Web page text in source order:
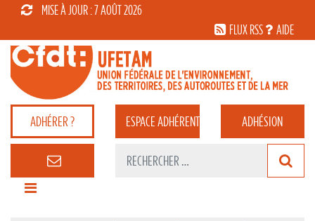
MISE À JOUR : 7 AOÛT 2026
FLUX RSS
AIDE
ADHÉRER ? ESPACEADHÉRENT ADHÉSION